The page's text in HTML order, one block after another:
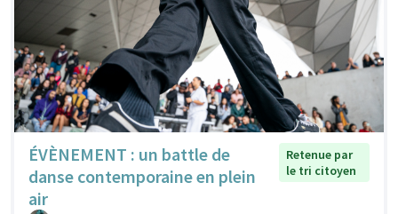
ÉVÈNEMENT : un battle de
danse contemporaine en plein
air
Retenue par
le tri citoyen